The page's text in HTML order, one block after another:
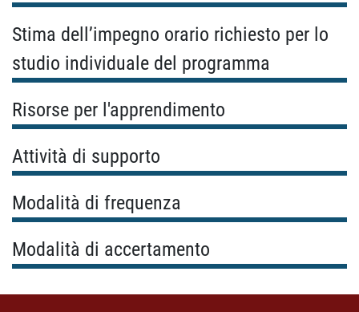
Stima dell’impegno orario richiesto per lo
studio individuale del programma
Risorse per l'apprendimento
Attività di supporto
Modalità di frequenza
Modalità di accertamento